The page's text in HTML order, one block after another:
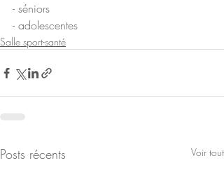
- séniors
- adolescentes
Salle sport-santé
Posts récents Voir tout